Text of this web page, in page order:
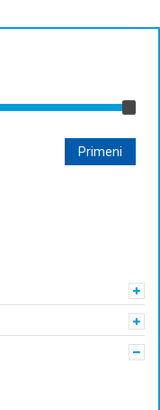
Primeni